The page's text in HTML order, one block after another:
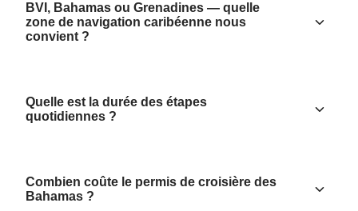
BVI, Bahamas ou Grenadines — quelle
zone de navigation caribéenne nous
convient ?
Quelle est la durée des étapes
quotidiennes ?
Combien coûte le permis de croisière des
Bahamas ?